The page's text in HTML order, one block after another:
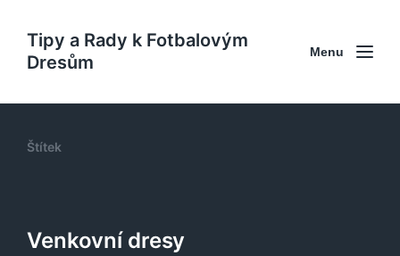
Tipy a Rady k Fotbalovým
Dresům
Menu
Štítek
Venkovní dresy